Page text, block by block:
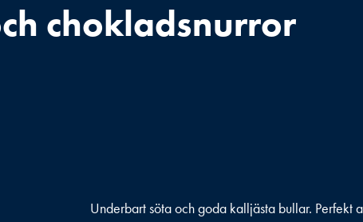
chokladsnurror
Underbart söta och goda kalljästa bullar. Perfekt